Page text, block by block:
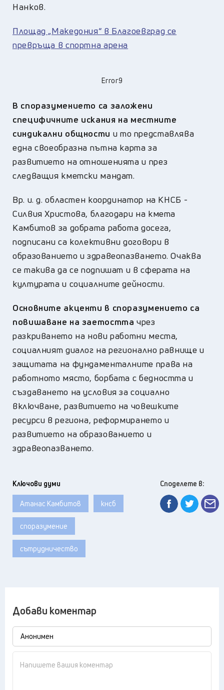
Нанков.
Площад „Македония“ в Благоевград се
превръща в спортна арена
Error9
В споразумението са заложени
специфичните искания на местните
синдикални общности и то представлява
една своеобразна пътна карта за
развитието на отношенията и през
следващия кметски мандат.
Вр. и. д. областен координатор на КНСБ -
Силвия Христова, благодари на кмета
Камбитов за добрата работа досега,
подписани са колективни договори в
образованието и здравеопазването. Очаква
се такива да се подпишат и в сферата на
културата и социалните дейности.
Основните акценти в споразумението са
повишаване на заетостта чрез
разкриването на нови работни места,
социалният диалог на регионално равнище и
защитата на фундаменталните права на
работното място, борбата с бедността и
създаването на условия за социално
включване, развитието на човешките
ресурси в региона, реформирането и
развитието на образованието и
здравеопазването.
Ключови думи
Атанас Камбитов кнсб
споразумение
сътрудничество
Споделете в:
Добави коментар